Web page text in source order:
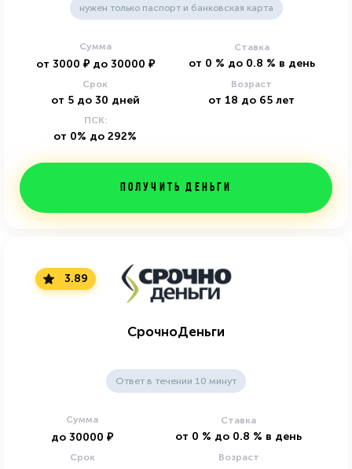
нужен только паспорт и банковская карта
Сумма
от 3000 ₽ до 30000 ₽
Ставка
от 0 % до 0.8 % в день
Срок
от 5 до 30 дней
Возраст
от 18 до 65 лет
ПСК:
от 0% до 292%
Получить деньги
3.89
СрочноДеньги
Ответ в течении 10 минут
Сумма
до 30000 ₽
Ставка
от 0 % до 0.8 % в день
Срок Возраст